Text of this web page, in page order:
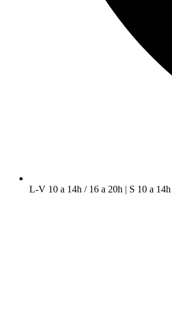
L-V 10 a 14h / 16 a 20h | S 10 a 14h